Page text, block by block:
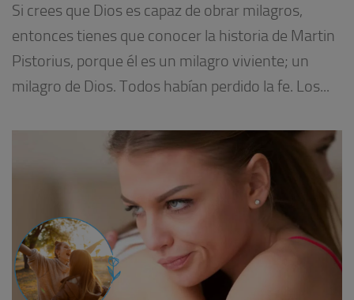
Si crees que Dios es capaz de obrar milagros,
entonces tienes que conocer la historia de Martin
Pistorius, porque él es un milagro viviente; un
milagro de Dios. Todos habían perdido la fe. Los...